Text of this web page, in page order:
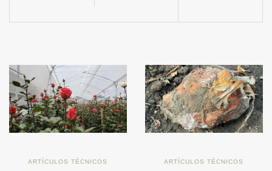
ARTÍCULOS TÉCNICOS ARTÍCULOS TÉCNICOS